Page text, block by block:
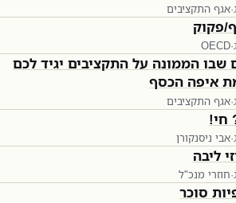
·אגף התקציבים
פקוק
·
OECD
שבו הממונה על התקציבים יגיד לכם
איפה הכסף
·אגף התקציבים
חי!
·אבי ניסנקורן
ליבה
·חוזרי מנכ"ל